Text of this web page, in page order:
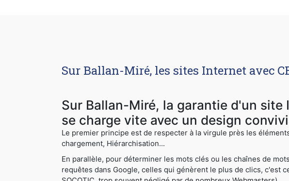
Sur Ballan-Miré, les sites Internet avec
Sur Ballan-Miré, la garantie d'un
se charge vite avec un design
Le premier principe est de respecter à la virgule près les
chargement, Hiérarchisation...
En parallèle, pour déterminer les mots clés ou les chaînes de
requêtes dans Google, celles qui génèrent le plus de clics, c'est